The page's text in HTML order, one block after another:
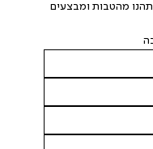
הצטרפו חינם למועדון הלקוחות שלנו ותהנו מהטבות ומבצעים